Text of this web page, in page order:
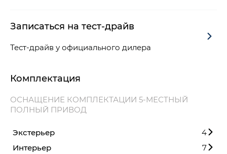
Записаться на тест-драйв
Тест-драйв у официального дилера
Комплектация
ОСНАЩЕНИЕ КОМПЛЕКТАЦИИ 5-МЕСТНЫЙ
ПОЛНЫЙ ПРИВОД
Экстерьер
4
Интерьер
7